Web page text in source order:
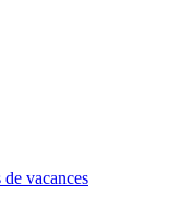
vacances